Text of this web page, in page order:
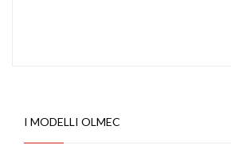
I MODELLI OLMEC